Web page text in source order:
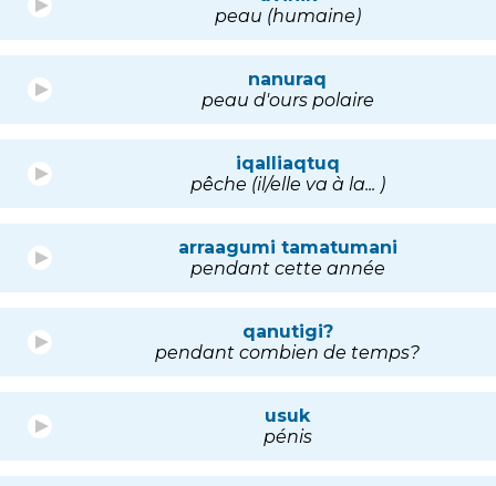
peau (humaine)
nanuraq
peau d'ours polaire
iqalliaqtuq
pêche (il/elle va à la... )
arraagumi tamatumani
pendant cette année
qanutigi?
pendant combien de temps?
usuk
pénis